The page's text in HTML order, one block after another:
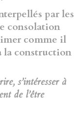
par les
consolation
comme il
la construction
s’intéresser à
de l’être